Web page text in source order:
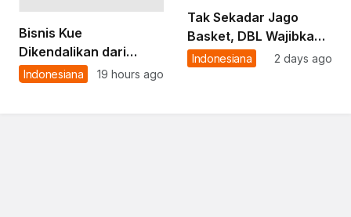
Bisnis Kue
Dikendalikan dari
Jatinangor, Dapurnya
Indonesiana 19 hours ago
Tak Sekadar Jago
Basket, DBL Wajibkan
Anak SMA Punya Nilai
Indonesiana 2 days ago